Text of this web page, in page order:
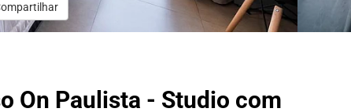
On Paulista - Studio com